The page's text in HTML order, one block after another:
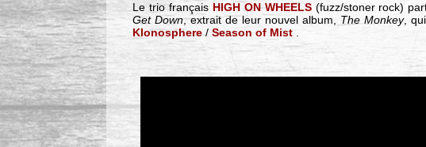
Le trio français HIGH ON WHEELS(fuzz/stoner rock)
Get Down, extrait de leur nouvel album, The Monkey,
Klonosphere/ Season of Mist.